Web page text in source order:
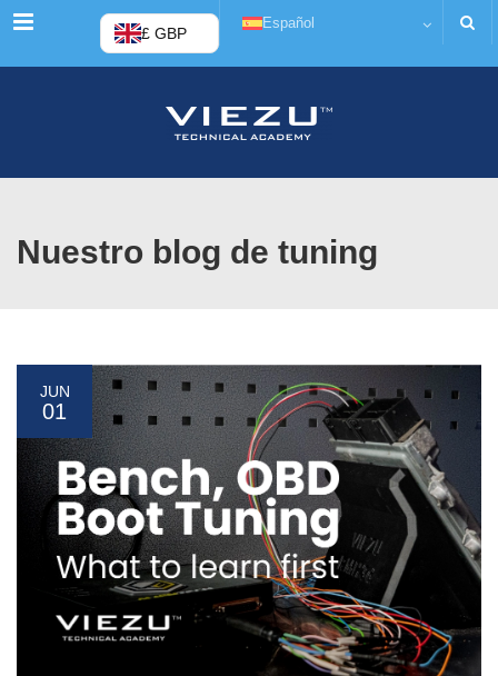
Menú £ GBP
Español
Nuestro blog de tuning
JUN
01